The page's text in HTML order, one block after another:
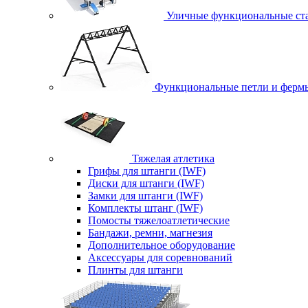
Уличные функциональные
Функциональные петли и
Тяжелая атлетика
Грифы для штанги (IWF)
Диски для штанги (IWF)
Замки для штанги (IWF)
Комплекты штанг (IWF)
Помосты тяжелоатлетические
Бандажи, ремни, магнезия
Дополнительное оборудование
Аксессуары для соревнований
Плинты для штанги